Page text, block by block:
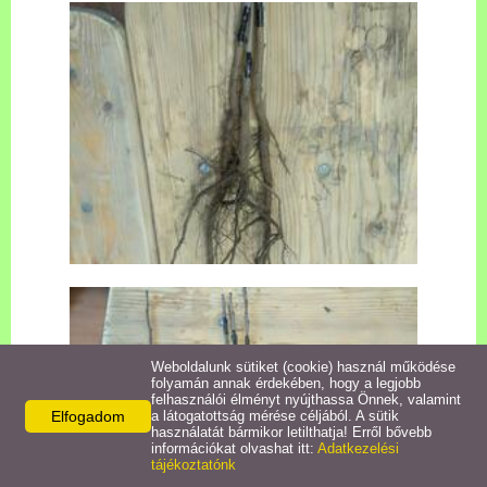
Pályázatok
Közérdekű információk
Letölthető nyomtatványok
E-ügyintézés
Anyakönyvi ügyek
Rendeletek,
Dokumentumok
Álláspályázat
Elfogadom
Weboldalunk sütiket (cookie) használ működése
folyamán annak érdekében, hogy a legjobb
felhasználói élményt nyújthassa Önnek, valamint
a látogatottság mérése céljából. A sütik
használatát bármikor letilthatja! Erről bővebb
információkat olvashat itt: Adatkezelési
tájékoztatónk